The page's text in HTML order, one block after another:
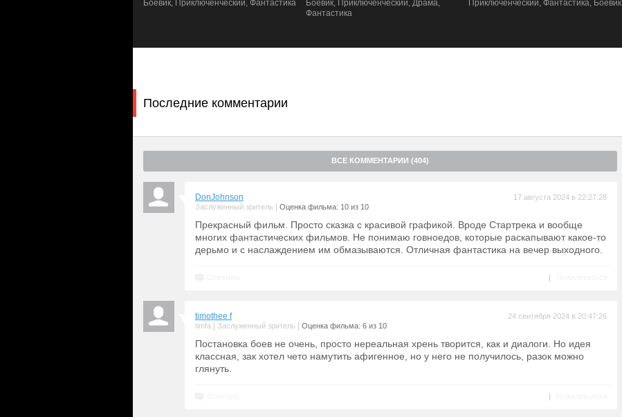
бороться с захватчиками.
Боевик, Приключенческий, Фантастика
Боевик, Приключенческий, Драма,
Фантастика
Приключенческий, Фантастика, Боевик
Последние комментарии
ВСЕ КОММЕНТАРИИ (404)
DonJohnson
Заслуженный зритель Оценка фильма: 10 из 10
17 августа 2024 в 22:27:28
Прекрасный фильм. Просто сказка с красивой графикой. Вроде Стартрека и вообще
многих фантастических фильмов. Не понимаю говноедов, которые раскапывают какое-то
дерьмо и с наслаждением им обмазываются. Отличная фантастика на вечер выходного.
|
timothee f
timfa Заслуженный зритель Оценка фильма: 6 из 10
24 сентября 2024 в 20:47:26
Постановка боев не очень, просто нереальная хрень творится, как и диалоги. Но идея
классная, зак хотел чето намутить афигенное, но у него не получилось, разок можно
глянуть.
|